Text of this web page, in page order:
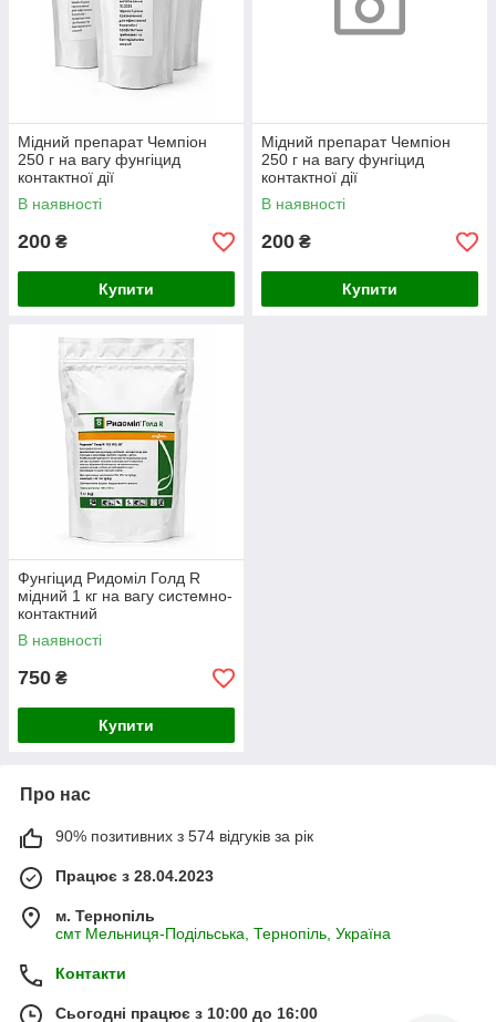
Мідний препарат Чемпіон
250 г на вагу фунгіцид
контактної дії
В наявності
200 ₴
Купити
Мідний препарат Чемпіон
250 г на вагу фунгіцид
контактної дії
В наявності
200 ₴
Купити
Фунгіцид Ридоміл Голд R
мідний 1 кг на вагу системно-
контактний
В наявності
750 ₴
Купити
Про нас
90% позитивних з 574 відгуків за рік
Працює з 28.04.2023
м. Тернопіль
смт Мельниця-Подільська, Тернопіль, Україна
Контакти
Сьогодні працює з 10:00 до 16:00